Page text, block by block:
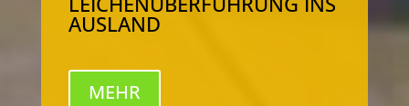
AUSLAND
MEHR